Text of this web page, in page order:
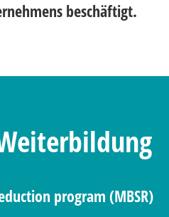
beschäftigt.
program (MBSR)